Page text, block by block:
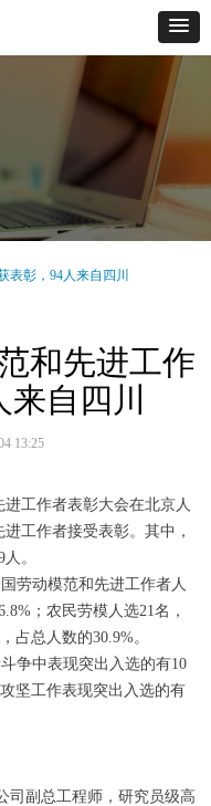
和先进工作
自四川
进工作者表彰大会在北京人
工作者接受表彰。其中，
。
劳动模范和先进工作者人
；农民劳模人选21名，
占总人数的30.9%。
争中表现突出入选的有10
坚工作表现突出入选的有
司副总工程师，研究员级高
13:25
表彰，94人来自四川